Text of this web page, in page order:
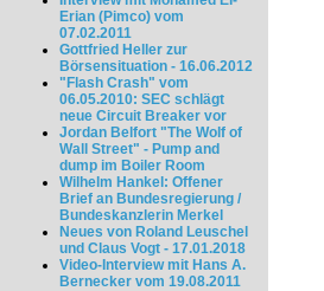
Erian (Pimco) vom
07.02.2011
Gottfried Heller zur
Börsensituation - 16.06.2012
"Flash Crash" vom
06.05.2010: SEC schlägt
neue Circuit Breaker vor
Jordan Belfort "The Wolf of
Wall Street" - Pump and
dump im Boiler Room
Wilhelm Hankel: Offener
Brief an Bundesregierung /
Bundeskanzlerin Merkel
Neues von Roland Leuschel
und Claus Vogt - 17.01.2018
Video-Interview mit Hans A.
Bernecker vom 19.08.2011